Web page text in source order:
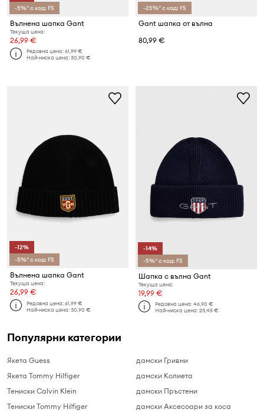
-5%* с код: FS
Вълнена шапка Gant
Текуща цена:
26,99 €
Редовна цена:61,99 €
Най-ниска цена:30,90 €
-25%* с код: FS
Gant шапка от вълна
80,99 €
-12%
-5%* с код: FS
Вълнена шапка Gant
Текуща цена:
26,99 €
Редовна цена:61,99 €
Най-ниска цена:30,90 €
-14%
-5%* с код: FS
Шапка с вълна Gant
Текуща цена:
19,99 €
Редовна цена:46,90 €
Най-ниска цена:23,45 €
Популярни категории
Якета Guess
Якета Tommy Hilfiger
Тениски Calvin Klein
Тениски Tommy Hilfiger
дамски Гривни
дамски Колиета
дамски Пръстени
дамски Аксесоари за коса